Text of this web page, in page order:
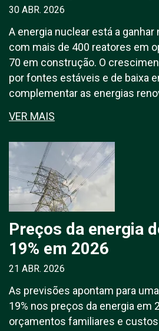
30 ABR. 2026
A energia nuclear está a
com mais de 400 reatores em
70 em construção. O
por fontes estáveis e de baixa
complementar as energias
VER MAIS
Preços da energia
19% em 2026
21 ABR. 2026
As previsões apontam para
19% nos preços da energia em
orçamentos familiares e